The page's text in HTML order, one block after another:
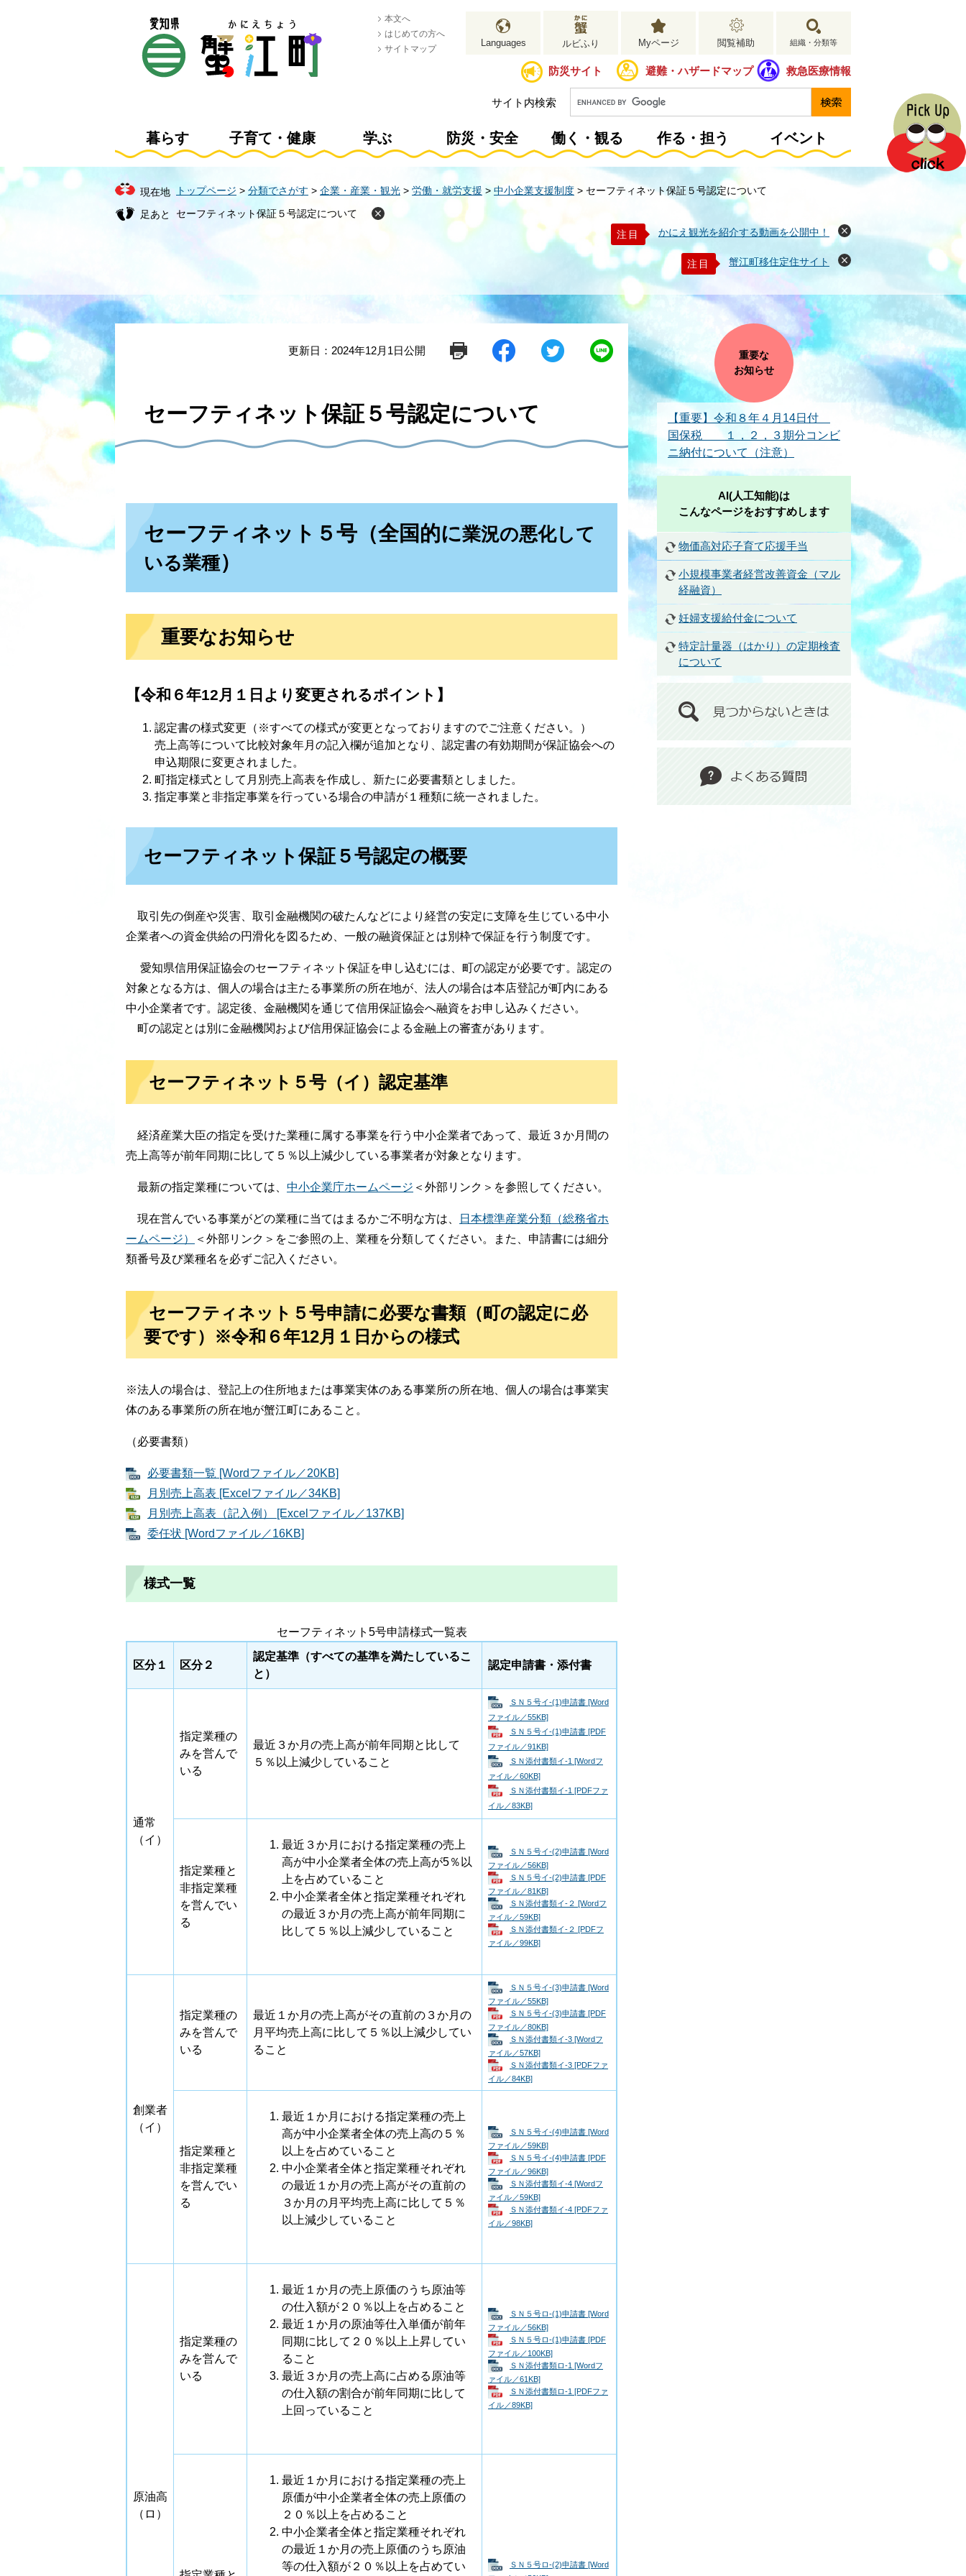
文
へ
本文へ
はじめての方へ
サイトマップ
Languages ルビふり Myページ 閲覧補助 組織・分類等
防災サイト 避難・ハザードマップ 救急医療情報
サイト内検索
暮らす 子育て・健康 学ぶ 防災・安全 働く・観る 作る・担う イベント
現在地 トップページ >分類でさがす > 企業・産業・観光 > 労働・就労支援 > 中小企業支援制度 > セーフティネット保証５号認定について
セーフティネット保証５号認定について
注目
かにえ観光を紹介する動画を公開中！
閉
じ
る
注目 蟹江町移住定住サイト
閉
更新日：2024年12月1日公開
シ
ツ
L
セーフティネット保証５号認定について
セーフティネット５号（全国的に業況の悪化して
いる業種​）
重要なお知らせ
【令和６年12月１日より変更されるポイント】
認定書の様式変更（※すべての様式が変更となっておりますのでご注意ください。）
売上高等について比較対象年月の記入欄が追加となり、認定書の有効期間が保証協会への
申込期限に変更されました。
町指定様式として月別売上高表を作成し、新たに必要書類としました。
指定事業と非指定事業を行っている場合の申請が１種類に統一されました。
セーフティネット保証５号認定の概要
取引先の倒産や災害、取引金融機関の破たんなどにより経営の安定に支障を生じている中小
企業者への資金供給の円滑化を図るため、一般の融資保証とは別枠で保証を行う制度です。
愛知県信用保証協会のセーフティネット保証を申し込むには、町の認定が必要です。認定の
対象となる方は、個人の場合は主たる事業所の所在地が、法人の場合は本店登記が町内にある
中小企業者です。認定後、金融機関を通じて信用保証協会へ融資をお申し込みください。
町の認定とは別に金融機関および信用保証協会による金融上の審査があります。
セーフティネット５号（イ）認定基準
経済産業大臣の指定を受けた業種に属する事業を行う中小企業者であって、最近３か月間の
売上高等が前年同期に比して５％以上減少している事業者が対象となります。
最新の指定業種については、 中小企業庁ホームページ ＜外部リンク＞ を参照してください。
現在営んでいる事業がどの業種に当てはまるかご不明な方は、
日本標準産業分類（総務省ホ
ームページ）
＜外部リンク＞ をご参照の上、業種を分類してください。​また、申請書には細分
類番号及び業種名を必ずご記入ください。
セーフティネット５号申請に必要な書類（町の認定に必
要です）※令和６年12月１日からの様式
※法人の場合は、登記上の住所地または事業実体のある事業所の所在地、個人の場合は事業実
体のある事業所の所在地が蟹江町にあること。
（必要書類）
必要書類一覧 [Wordファイル／20KB]
月別売上高表 [Excelファイル／34KB]
月別売上高表（記入例） [Excelファイル／137KB]
委任状 [Wordファイル／16KB]
様式一覧
セーフティネット5号申請様式一覧表
区分１ 区分２
認定基準（すべての基準を満たしているこ
と）
認定申請書・添付書
通常
（イ）
指定業種の
みを営んで
いる
最近３か月の売上高が前年同期と比して
５％以上減少していること
ＳＮ５号イ-(1)申請書 [Word
ファイル／55KB]
ＳＮ５号イ-(1)申請書 [PDF
ファイル／91KB]
ＳＮ添付書類イ-1 [Wordフ
ァイル／60KB]
ＳＮ添付書類イ-1 [PDFファ
イル／83KB]
指定業種と
非指定業種
を営んでい
る
最近３か月における指定業種の売上
高が中小企業者全体の売上高が5％以
上を占めていること
中小企業者全体と指定業種それぞれ
の最近３か月の売上高が前年同期に
比して５％以上減少していること
ＳＮ５号イ-(2)申請書 [Word
ファイル／56KB]
ＳＮ５号イ-(2)申請書 [PDF
ファイル／81KB]
ＳＮ添付書類イ-２ [Wordフ
ァイル／59KB]
ＳＮ添付書類イ-２ [PDFフ
ァイル／99KB]
創業者
（イ）
指定業種の
みを営んで
いる
最近１か月の売上高がその直前の３か月の
月平均売上高に比して５％以上減少してい
ること
ＳＮ５号イ-(3)申請書 [Word
ファイル／55KB]
ＳＮ５号イ-(3)申請書 [PDF
ファイル／80KB]
ＳＮ添付書類イ-3 [Wordフ
ァイル／57KB]
ＳＮ添付書類イ-3 [PDFファ
イル／84KB]
指定業種と
非指定業種
を営んでい
る
最近１か月における指定業種の売上
高が中小企業者全体の売上高の５％
以上を占めていること
中小企業者全体と指定業種それぞれ
の最近１か月の売上高がその直前の
３か月の月平均売上高に比して５％
以上減少していること
ＳＮ５号イ-(4)申請書 [Word
ファイル／59KB]
ＳＮ５号イ-(4)申請書 [PDF
ファイル／96KB]
ＳＮ添付書類イ-4 [Wordフ
ァイル／59KB]
ＳＮ添付書類イ-4 [PDFファ
イル／98KB]
原油高
（ロ）
指定業種の
みを営んで
いる
最近１か月の売上原価のうち原油等
の仕入額が２０％以上を占めること
最近１か月の原油等仕入単価が前年
同期に比して２０％以上上昇してい
ること
最近３か月の売上高に占める原油等
の仕入額の割合が前年同期に比して
上回っていること
ＳＮ５号ロ-(1)申請書 [Word
ファイル／56KB]
ＳＮ５号ロ-(1)申請書 [PDF
ファイル／100KB]
ＳＮ添付書類ロ-1 [Wordフ
ァイル／61KB]
ＳＮ添付書類ロ-1 [PDFファ
イル／89KB]
最近１か月における指定業種の売上
原価が中小企業者全体の売上原価の
２０％以上を占めること
中小企業者全体と指定業種それぞれ
の最近１か月の売上原価のうち原油
等の仕入額が２０％以上を占めてい
ＳＮ５号ロ-(2)申請書 [Word
重要な
お知らせ
【重要】令和８年４月14日付
国保税 １，２，３期分コンビ
ニ納付について（注意）
AI(人工知能)は
こんなページをおすすめします
物価高対応子育て応援手当
小規模事業者経営改善資金（マル
経融資）
妊婦支援給付金について
特定計量器（はかり）の定期検査
について